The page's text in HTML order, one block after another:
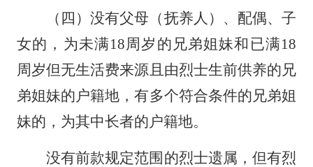
（四）没有父母（抚养人）、配偶、子
女的，为未满18周岁的兄弟姐妹和已满18
周岁但无生活费来源且由烈士生前供养的兄
弟姐妹的户籍地，有多个符合条件的兄弟姐
妹的，为其中长者的户籍地。
没有前款规定范围的烈士遗属，但有烈